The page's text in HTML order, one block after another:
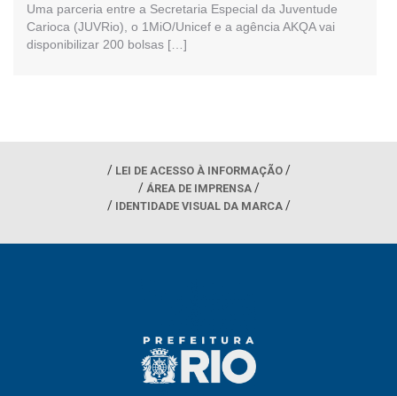
Uma parceria entre a Secretaria Especial da Juventude
Carioca (JUVRio), o 1MiO/Unicef e a agência AKQA vai
disponibilizar 200 bolsas […]
LEI DE ACESSO À INFORMAÇÃO
ÁREA DE IMPRENSA
IDENTIDADE VISUAL DA MARCA